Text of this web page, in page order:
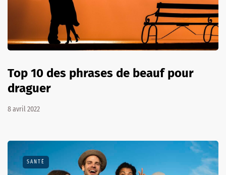
Top 10 des phrases de beauf pour
draguer
8 avril 2022
SANTÉ